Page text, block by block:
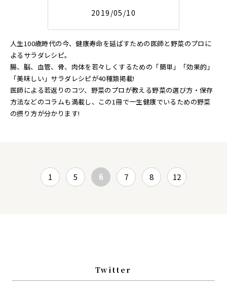
2019/05/10
人生100歳時代の今、健康寿命を延ばすための医師と野菜のプロに
よるサラダレシピ。
腸、脳、血管、骨、肉体を若々しくするための「簡単」「効果的」
「美味しい」サラダレシピが40種類掲載!
医師による若返りのコツ、野菜のプロが教える野菜の選び方・保存
方法などのコラムも満載し、この1冊で一生健康でいるための野菜
の摂り方が分かります!
1 5 6 7 8 12
Twitter